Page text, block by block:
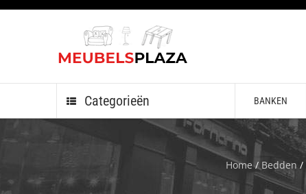
Categorieën BANKEN
Home/ Bedden /